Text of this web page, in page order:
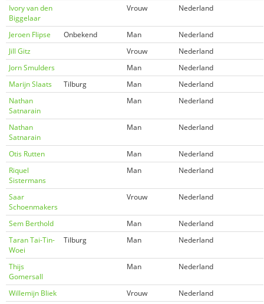
Ivory van den
Biggelaar
Vrouw Nederland
Jeroen Flipse Onbekend Man
Nederland
Jill Gitz
Vrouw
Nederland
Jorn Smulders
Man
Nederland
Marijn Slaats
Tilburg Man
Nederland
Nathan
Satnarain
Man Nederland
Nathan
Satnarain
Man Nederland
Otis Rutten Man
Nederland
Riquel
Sistermans
Man Nederland
Saar
Schoenmakers
Vrouw Nederland
Sem Berthold Man
Nederland
Taran Tai-Tin-
Woei
Tilburg Man Nederland
Thijs
Gomersall
Man Nederland
Willemijn Bliek Vrouw
Nederland